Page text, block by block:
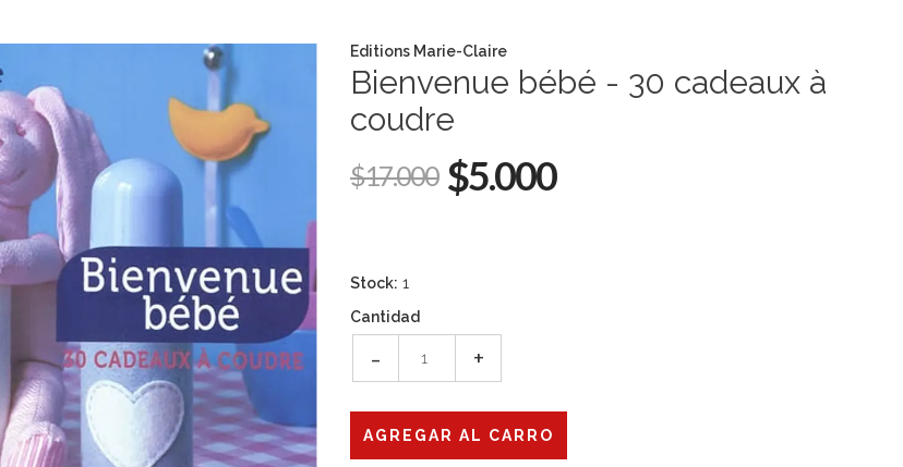
Editions Marie-Claire
Bienvenue bébé - 30 cadeaux à
coudre
$17.000 $5.000
Stock: 1
Cantidad
- +